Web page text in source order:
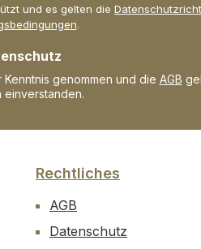
Für
Aging-
und es gelten die
.
Kenntnis genommen und die AGB
einverstanden.
Rechtliches
AGB
Datenschutz